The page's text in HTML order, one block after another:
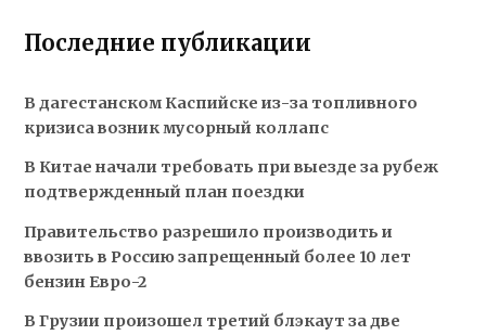
Последние публикации
В дагестанском Каспийске из-за топливного
кризиса возник мусорный коллапс
В Китае начали требовать при выезде за рубеж
подтвержденный план поездки
Правительство разрешило производить и
ввозить в Россию запрещенный более 10 лет
бензин Евро-2
В Грузии произошел третий блэкаут за две